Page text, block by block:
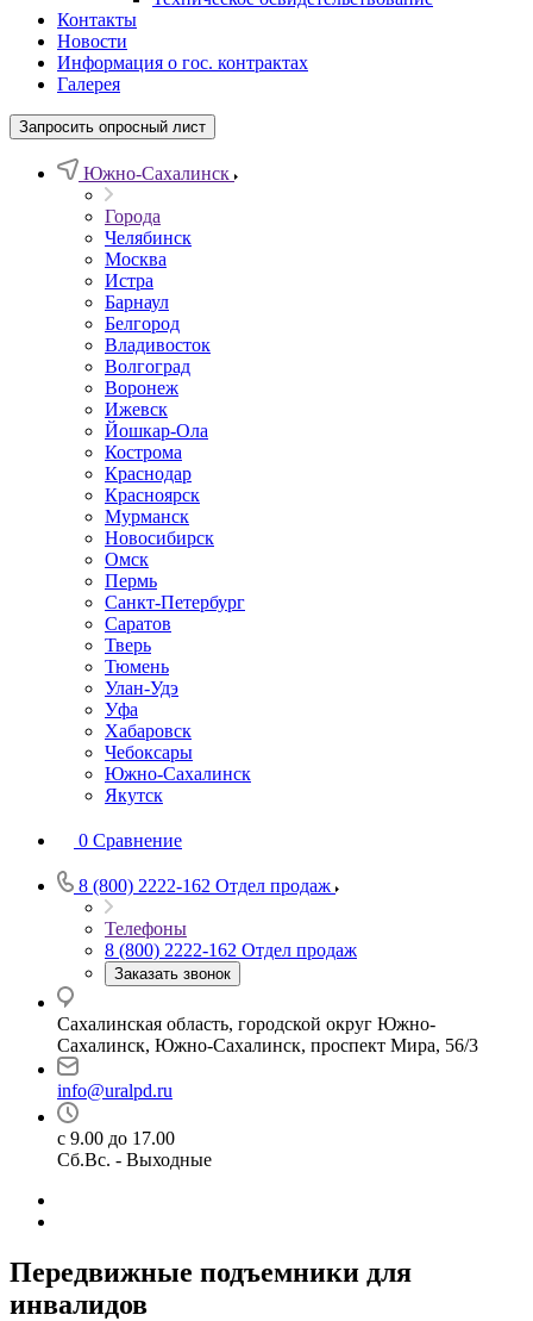
Контакты
Новости
Информация о гос. контрактах
Галерея
Запросить опросный лист
Южно-Сахалинск
Города
Челябинск
Москва
Истра
Барнаул
Белгород
Владивосток
Волгоград
Воронеж
Ижевск
Йошкар-Ола
Кострома
Краснодар
Красноярск
Мурманск
Новосибирск
Омск
Пермь
Санкт-Петербург
Саратов
Тверь
Тюмень
Улан-Удэ
Уфа
Хабаровск
Чебоксары
Южно-Сахалинск
Якутск
0 Сравнение
8 (800) 2222-162 Отдел продаж
Телефоны
8 (800) 2222-162 Отдел продаж
Заказать звонок
Сахалинская область, городской округ Южно-
Сахалинск, Южно-Сахалинск, проспект Мира, 56/3
info@uralpd.ru
с 9.00 до 17.00
Сб.Вс. - Выходные
Передвижные подъемники для
инвалидов